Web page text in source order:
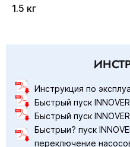
1.5 кг
Инструкция по
Быстрый пуск
Быстрый пуск
Быстрыи? пуск
переключение